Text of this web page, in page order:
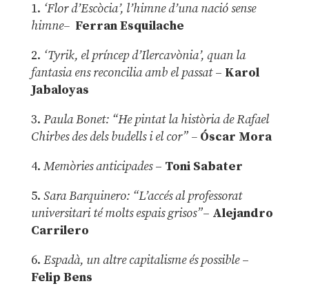
1. ‘Flor d’Escòcia’, l’himne d’una nació sense
himne– Ferran Esquilache
2. ‘Tyrik, el príncep d’Ilercavònia’, quan la
fantasia ens reconcilia amb el passat– Karol
Jabaloyas
3. Paula Bonet: “He pintat la història de Rafael
Chirbes des dels budells i el cor” –Óscar Mora
4. Memòries anticipades– Toni Sabater
5. Sara Barquinero: “L’accés al professorat
universitari té molts espais grisos”– Alejandro
Carrilero
6. Espadà, un altre capitalisme és possible –
Felip Bens